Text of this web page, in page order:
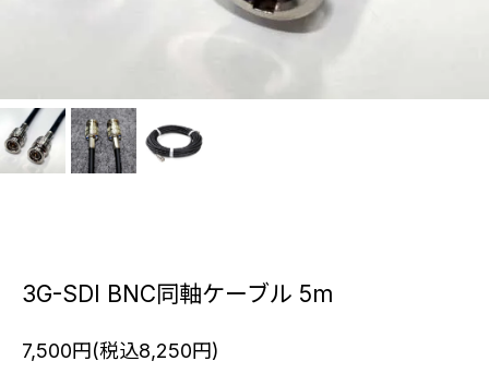
3G-SDI BNC同軸ケーブル 5m
7,500円(税込8,250円)